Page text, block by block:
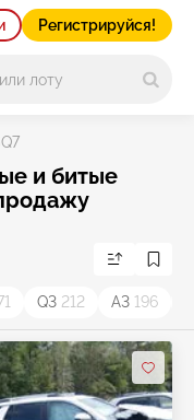
Регистрируйся!
и битые
Q3 212 A3 196